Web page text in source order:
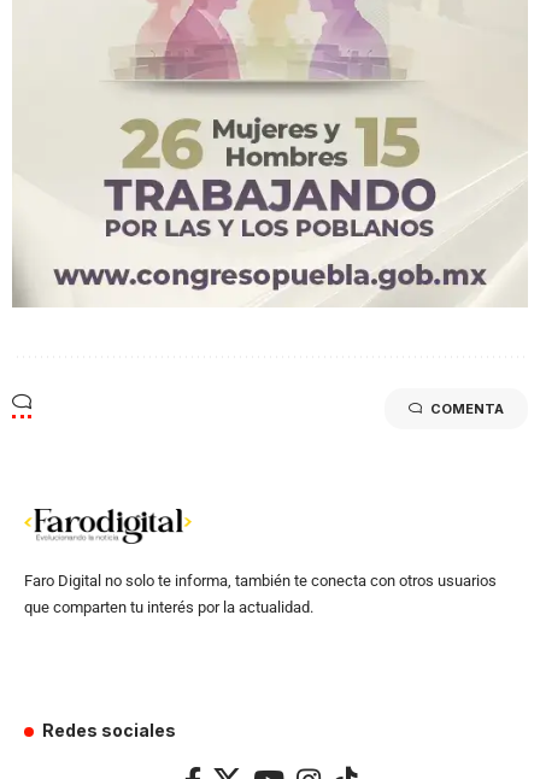
COMENTA
Faro Digital no solo te informa, también te conecta con otros usuarios
que comparten tu interés por la actualidad.
Redes sociales